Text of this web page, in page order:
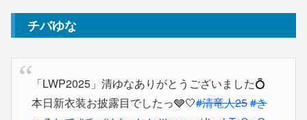
チバゆな
「LWP2025」清ゆなありがとうございました💍
本日新衣装お披露目でしたっ🩶🤍#清竜人25#き